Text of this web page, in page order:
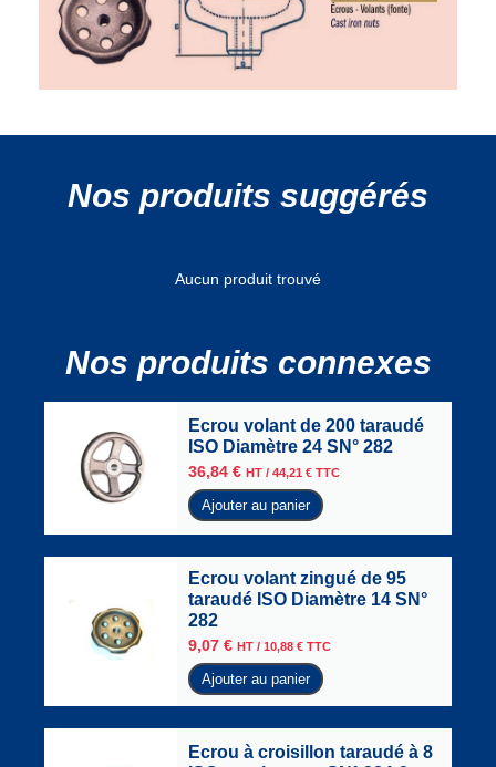
Nos produits suggérés
Aucun produit trouvé
Nos produits connexes
Ecrou volant de 200 taraudé
ISO Diamètre 24 SN° 282
36,84 € HT / 44,21 € TTC
Ajouter au panier
Ecrou volant zingué de 95
taraudé ISO Diamètre 14 SN°
282
9,07 € HT / 10,88 € TTC
Ajouter au panier
Ecrou à croisillon taraudé à 8